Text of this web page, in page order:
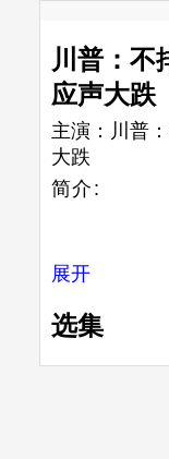
川普：不
应声大跌
主演： 川普
大跌
简介:
展开
选集